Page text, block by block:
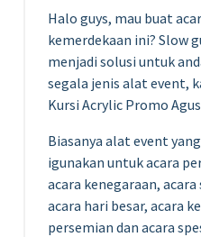
Halo guys, mau buat
kemerdekaan ini? Slow
menjadi solusi untuk
segala jenis alat event,
Kursi Acrylic Promo
Biasanya alat event
igunakan untuk acara
acara kenegaraan,
acara hari besar, acara
persemian dan acara